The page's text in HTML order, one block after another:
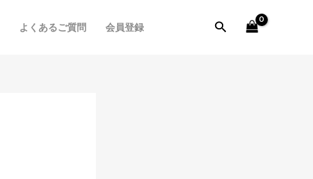
よくあるご質問 会員登録
検